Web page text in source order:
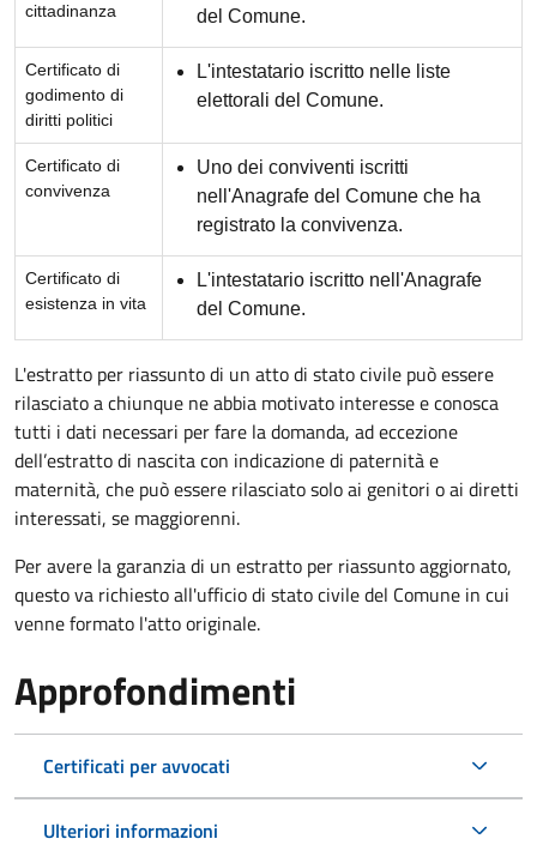
cittadinanza
del Comune.
Certificato di
godimento di
diritti politici
L'intestatario iscritto nelle liste
elettorali del Comune.
Certificato di
convivenza
Uno dei conviventi iscritti
nell'Anagrafe del Comune che ha
registrato la convivenza.
Certificato di
esistenza in vita
L'intestatario iscritto nell'Anagrafe
del Comune.
L'estratto per riassunto di un atto di stato civile può essere
rilasciato a chiunque ne abbia motivato interesse e conosca
tutti i dati necessari per fare la domanda, ad eccezione
dell’estratto di nascita con indicazione di paternità e
maternità, che può essere rilasciato solo ai genitori o ai diretti
interessati, se maggiorenni.
Per avere la garanzia di un estratto per riassunto aggiornato,
questo va richiesto all'ufficio di stato civile del Comune in cui
venne formato l'atto originale.
Approfondimenti
Certificati per avvocati
Ulteriori informazioni